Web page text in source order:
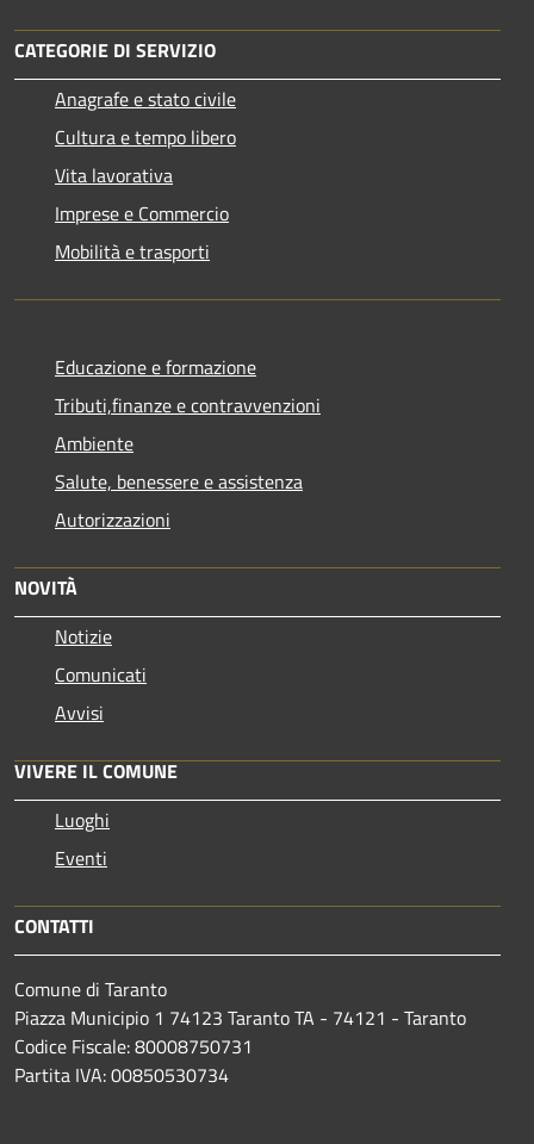
CATEGORIE DI SERVIZIO
Anagrafe e stato civile
Cultura e tempo libero
Vita lavorativa
Imprese e Commercio
Mobilità e trasporti
Educazione e formazione
Tributi,finanze e contravvenzioni
Ambiente
Salute, benessere e assistenza
Autorizzazioni
NOVITÀ
Notizie
Comunicati
Avvisi
VIVERE IL COMUNE
Luoghi
Eventi
CONTATTI
Comune di Taranto
Piazza Municipio 1 74123 Taranto TA - 74121 - Taranto
Codice Fiscale: 80008750731
Partita IVA: 00850530734